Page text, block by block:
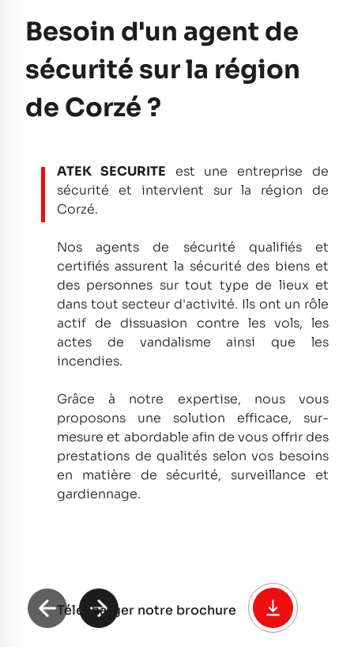
Besoin d'un agent de
sécurité sur la région
de Corzé ?
ATEK SECURITE est une entreprise de
sécurité et intervient sur la région de
Corzé.
Nos agents de sécurité qualifiés et
certifiés assurent la sécurité des biens et
des personnes sur tout type de lieux et
dans tout secteur d'activité. Ils ont un rôle
actif de dissuasion contre les vols, les
actes de vandalisme ainsi que les
incendies.
Grâce à notre expertise, nous vous
proposons une solution efficace, sur-
mesure et abordable afin de vous offrir des
prestations de qualités selon vos besoins
en matière de sécurité, surveillance et
gardiennage.
Télécharger notre brochure